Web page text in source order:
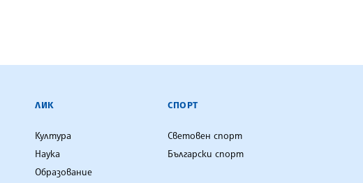
ЛИК
Култура
Наука
Образование
СПОРТ
Световен спорт
Български спорт